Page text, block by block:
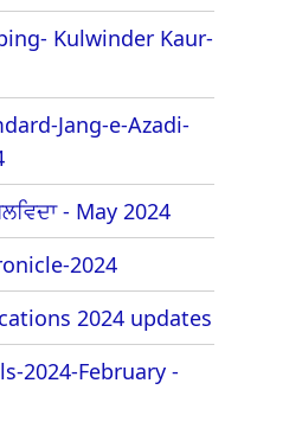
Kulwinder Kaur-
Jang-e-Azadi-
- May 2024
2024
2024 updates
2024-February -